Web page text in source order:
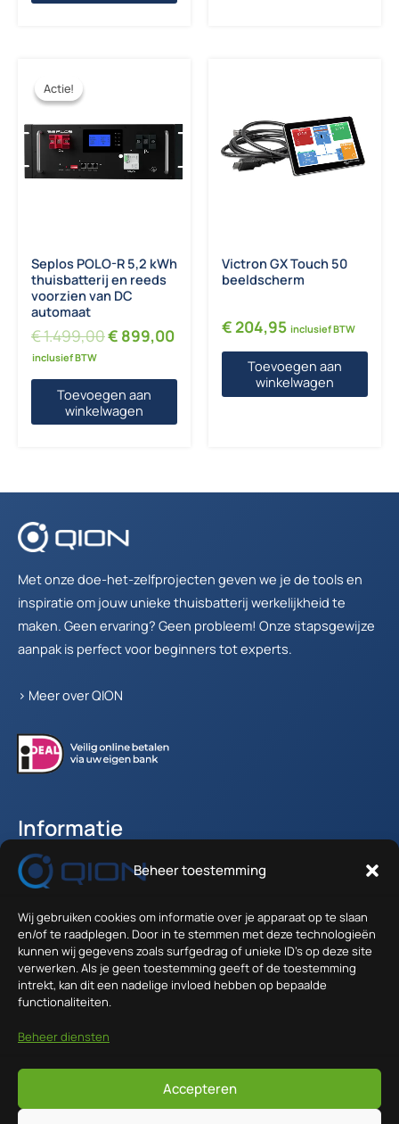
Beheer toestemming
Wij gebruiken cookies om informatie over je apparaat op te slaan
en/of te raadplegen. Door in te stemmen met deze technologieën
kunnen wij gegevens zoals surfgedrag of unieke ID's op deze site
verwerken. Als je geen toestemming geeft of de toestemming
intrekt, kan dit een nadelige invloed hebben op bepaalde
functionaliteiten.
Beheer diensten
Accepteren
Actie!
Actie!
Seplos POLO-R 5,2 kWh
thuisbatterij en reeds
voorzien van DC
automaat
€1.499,00Oorspronkelijke prijs was: € 1.499,00.
€ 899,00Huidige prijs is: € 899,00.
inclusief BTW
Toevoegen aan
winkelwagen
Victron GX Touch 50
beeldscherm
€204,95 inclusief BTW
Toevoegen aan
winkelwagen
Met onze doe-het-zelfprojecten geven we je de tools en
inspiratie om jouw unieke thuisbatterij werkelijkheid te
maken. Geen ervaring? Geen probleem! Onze stapsgewijze
aanpak is perfect voor beginners tot experts.
> Meer over QION
Informatie
Accountgegevens
Verzenden en Retour
Algemene voorwaarden
Contact
Anodeweg 1 - 36